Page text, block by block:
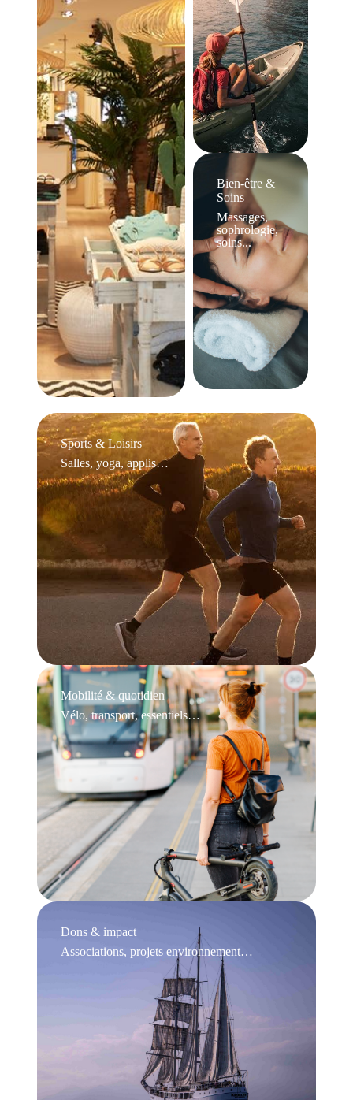
Bien-être &
Soins
Massages,
sophrologie,
soins...
Sports & Loisirs
Salles, yoga, applis…
Mobilité & quotidien
Vélo, transport, essentiels…
Dons & impact
Associations, projets environnement…